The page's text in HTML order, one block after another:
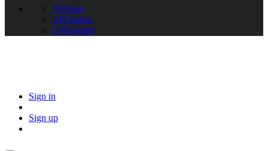
FAFarsi
ARArabic
ENEnglish
Sign in
Sign up